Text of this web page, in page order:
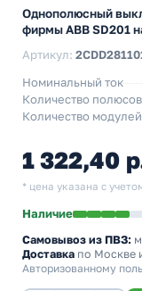
Однополюсный
фирмы ABB SD201
Артикул:
Номинальный ток
Количество полюсов
Количество модулей
1 322,40
* цена указана с
Наличие
Самовывоз из ПВЗ:
Доставка по Москве
Авторизованному